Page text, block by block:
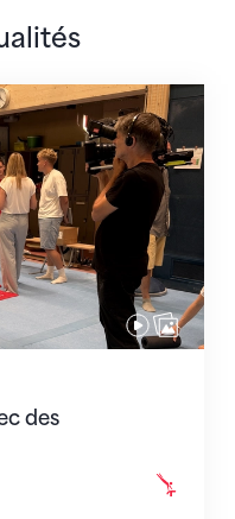
des
objectifs clairs